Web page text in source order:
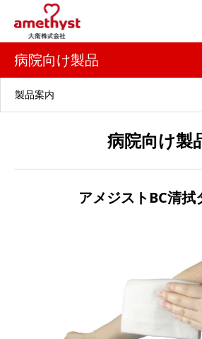
病院向け製品
製品案内
病院向け製
アメジストBC清拭